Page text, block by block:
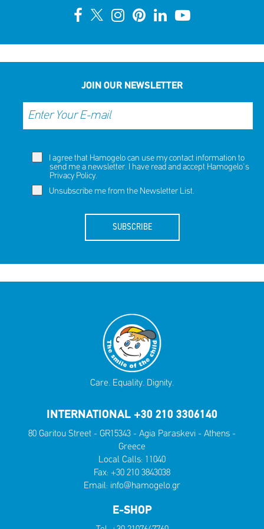
JOIN OUR NEWSLETTER
I agree that Hamogelo can use my contact information to
send me a newsletter. I have read and accept Hamogelo's
Privacy Policy.
Unsubscribe me from the Newsletter List.
SUBSCRIBE
Care. Equality. Dignity.
INTERNATIONAL +30 210 3306140
80 Garitou Street - GR15343 - Agia Paraskevi - Athens -
Greece
Local Calls: 11040
Fax: +30 210 3843038
Email: info@hamogelo.gr
E-SHOP